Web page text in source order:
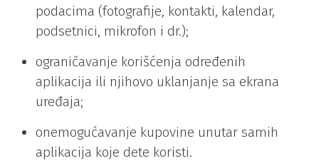
podacima (fotografije, kontakti, kalendar,
podsetnici, mikrofon i dr.);
ograničavanje korišćenja određenih
aplikacija ili njihovo uklanjanje sa ekrana
uređaja;
onemogućavanje kupovine unutar samih
aplikacija koje dete koristi.